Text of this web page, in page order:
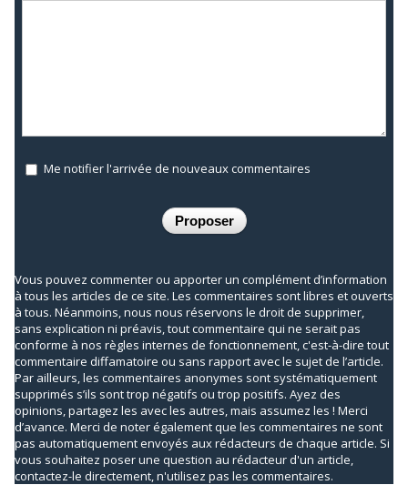
Me notifier l'arrivée de nouveaux commentaires
Vous pouvez commenter ou apporter un complément d’information
à tous les articles de ce site. Les commentaires sont libres et ouverts
à tous. Néanmoins, nous nous réservons le droit de supprimer,
sans explication ni préavis, tout commentaire qui ne serait pas
conforme à nos règles internes de fonctionnement, c'est-à-dire tout
commentaire diffamatoire ou sans rapport avec le sujet de l’article.
Par ailleurs, les commentaires anonymes sont systématiquement
supprimés s’ils sont trop négatifs ou trop positifs. Ayez des
opinions, partagez les avec les autres, mais assumez les ! Merci
d’avance. Merci de noter également que les commentaires ne sont
pas automatiquement envoyés aux rédacteurs de chaque article. Si
vous souhaitez poser une question au rédacteur d'un article,
contactez-le directement, n'utilisez pas les commentaires.